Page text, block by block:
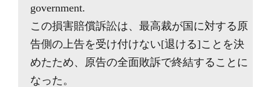
government.
この損害賠償訴訟は、最高裁が国に対する原
告側の上告を受け付けない[退ける]ことを決
めたため、原告の全面敗訴で終結することに
なった。